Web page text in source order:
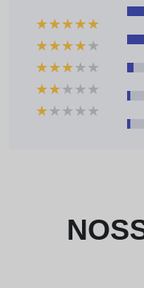
★★★★★
★★★★★
★★★★ ★
★★★ ★ ★
★★ ★ ★ ★